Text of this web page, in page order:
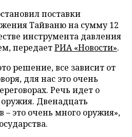
поставки
Тайваню на сумму 12
инструмента давления
передаетРИА «Новости».
решение, все зависит от
для нас это очень
Речь идет о
Двенадцать
это очень много оружия»,